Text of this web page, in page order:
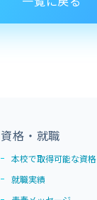
資格・就職
本校で取得可能な資格
就職実績